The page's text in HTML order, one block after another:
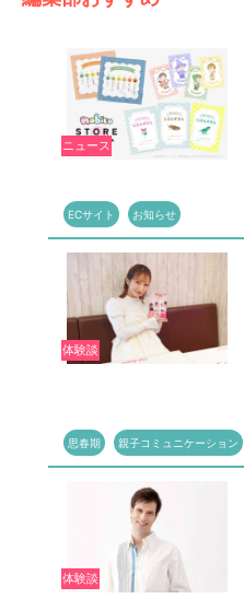
ニュース
ECサイト お知らせ
体験談
思春期 親子コミュニケーション
体験談